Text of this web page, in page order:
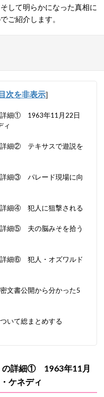
して明らかになった真相に
ご紹介します。
次を非表示]
詳細① 1963年11月22日
ィ
詳細② テキサスで遊説を
詳細③ パレード現場に向
詳細④ 犯人に狙撃される
詳細⑤ 夫の脳みそを拾う
詳細⑥ 犯人・オズワルド
文書公開から分かった5
いて総まとめする
の詳細① 1963年11月
ケネディ